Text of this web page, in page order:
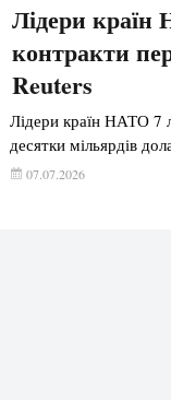
Лідери країн
контракти
Reuters
Лідери країн НАТО 7
десятки мільярдів
07.07.2026